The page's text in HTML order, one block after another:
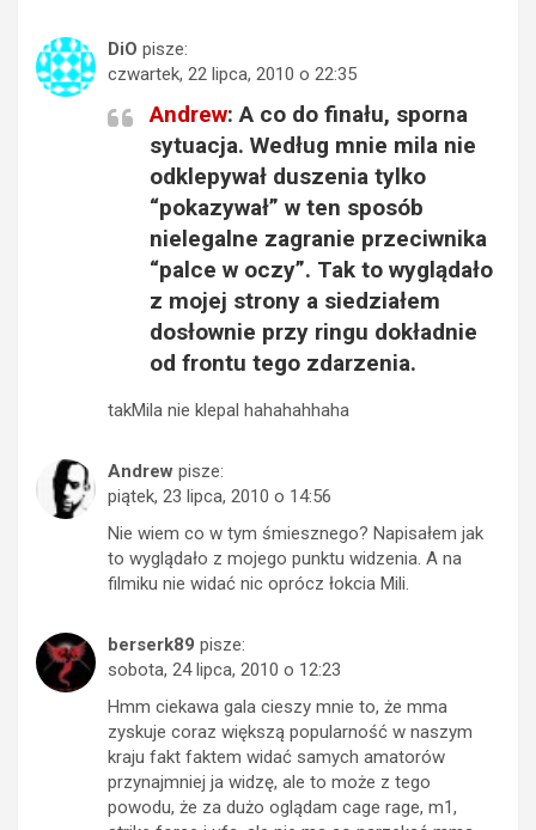
DiO pisze:
czwartek, 22 lipca, 2010 o 22:35
Andrew: A co do finału, sporna
sytuacja. Według mnie mila nie
odklepywał duszenia tylko
“pokazywał” w ten sposób
nielegalne zagranie przeciwnika
“palce w oczy”. Tak to wyglądało
z mojej strony a siedziałem
dosłownie przy ringu dokładnie
od frontu tego zdarzenia.
takMila nie klepal hahahahhaha
Andrew pisze:
piątek, 23 lipca, 2010 o 14:56
Nie wiem co w tym śmiesznego? Napisałem jak
to wyglądało z mojego punktu widzenia. A na
filmiku nie widać nic oprócz łokcia Mili.
berserk89 pisze:
sobota, 24 lipca, 2010 o 12:23
Hmm ciekawa gala cieszy mnie to, że mma
zyskuje coraz większą popularność w naszym
kraju fakt faktem widać samych amatorów
przynajmniej ja widzę, ale to może z tego
powodu, że za dużo oglądam cage rage, m1,